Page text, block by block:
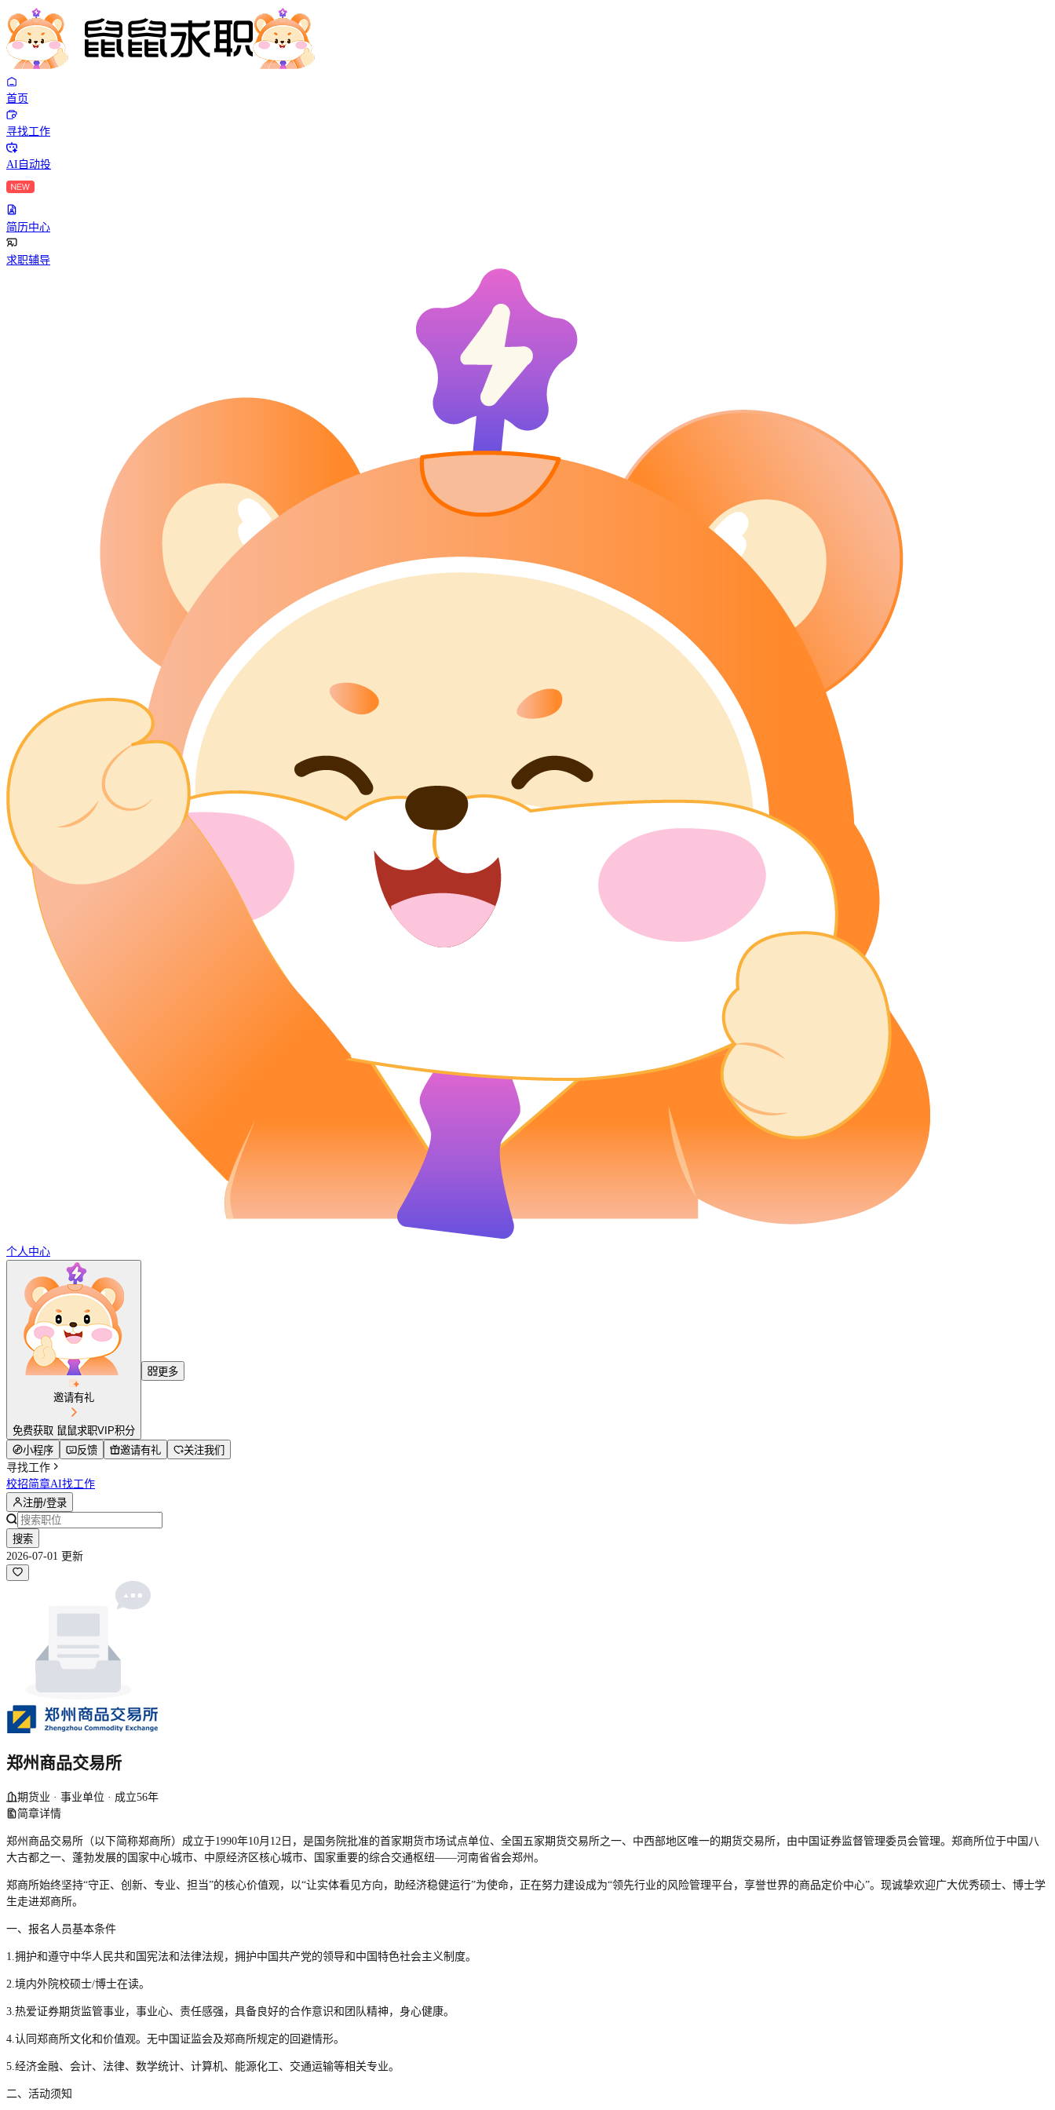
首页
寻找工作
AI自动投
简历中心
求职辅导
个人中心
邀请有礼
免费获取 鼠鼠求职VIP积分
更多
小程序 反馈 邀请有礼
关注我们
寻找工作
校招简章AI找工作
注册/登录
搜索
2026-07-01 更新
郑州商品交易所
期货业 · 事业单位 · 成立56年
简章详情
郑州商品交易所（以下简称郑商所）成立于1990年10月12日，是国务院批准的首家期货市场试点单位、全国五家期货交易所之一、中西部地区唯一的期货交易所，由中国证券监督管理委员会管理。郑商所位于中国八
大古都之一、蓬勃发展的国家中心城市、中原经济区核心城市、国家重要的综合交通枢纽——河南省省会郑州。
郑商所始终坚持“守正、创新、专业、担当”的核心价值观，以“让实体看见方向，助经济稳健运行”为使命，正在努力建设成为“领先行业的风险管理平台，享誉世界的商品定价中心”。现诚挚欢迎广大优秀硕士、博士学
生走进郑商所。
一、报名人员基本条件
1.拥护和遵守中华人民共和国宪法和法律法规，拥护中国共产党的领导和中国特色社会主义制度。
2.境内外院校硕士/博士在读。
3.热爱证券期货监管事业，事业心、责任感强，具备良好的合作意识和团队精神，身心健康。
4.认同郑商所文化和价值观。无中国证监会及郑商所规定的回避情形。
5.经济金融、会计、法律、数学统计、计算机、能源化工、交通运输等相关专业。
二、活动须知